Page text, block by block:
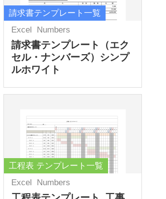
請求書テンプレート一覧
Excel
Numbers
請求書テンプレート（エク
セル・ナンバーズ）シンプ
ルホワイト
工程表 テンプレート一覧
Excel
Numbers